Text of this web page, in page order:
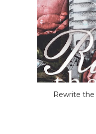
Rewrite